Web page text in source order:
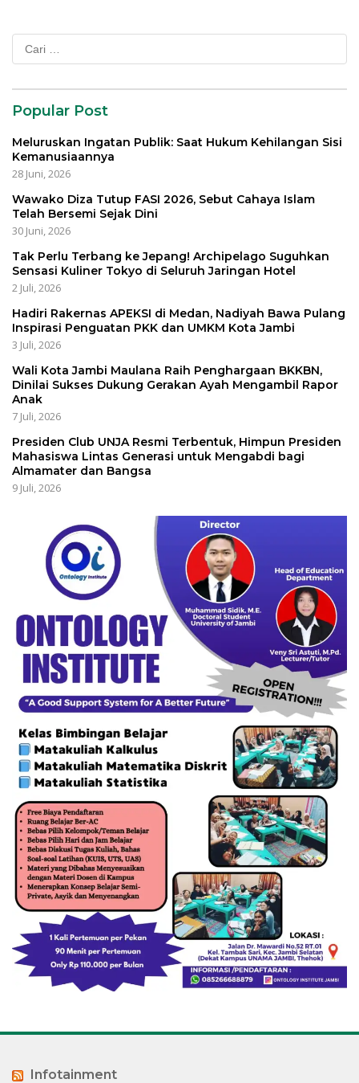
Cari
untuk:
Popular Post
Meluruskan Ingatan Publik: Saat Hukum Kehilangan Sisi
Kemanusiaannya
28 Juni, 2026
Wawako Diza Tutup FASI 2026, Sebut Cahaya Islam
Telah Bersemi Sejak Dini
30 Juni, 2026
Tak Perlu Terbang ke Jepang! Archipelago Suguhkan
Sensasi Kuliner Tokyo di Seluruh Jaringan Hotel
2 Juli, 2026
Hadiri Rakernas APEKSI di Medan, Nadiyah Bawa Pulang
Inspirasi Penguatan PKK dan UMKM Kota Jambi
3 Juli, 2026
Wali Kota Jambi Maulana Raih Penghargaan BKKBN,
Dinilai Sukses Dukung Gerakan Ayah Mengambil Rapor
Anak
7 Juli, 2026
Presiden Club UNJA Resmi Terbentuk, Himpun Presiden
Mahasiswa Lintas Generasi untuk Mengabdi bagi
Almamater dan Bangsa
9 Juli, 2026
Infotainment